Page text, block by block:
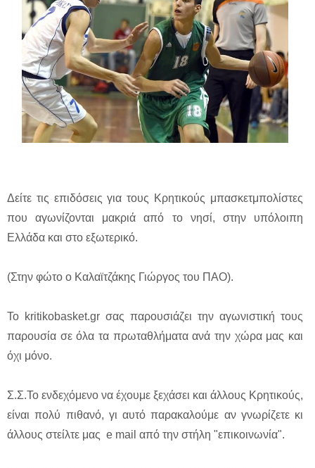
Δείτε τις επιδόσεις για τους Κρητικούς μπασκετμπολίστες
που αγωνίζονται μακριά από το νησί, στην υπόλοιπη
Ελλάδα και στο εξωτερικό.
(Στην φώτο ο Καλαϊτζάκης Γιώργος του ΠΑΟ).
Το kritikobasket.gr σας παρουσιάζει την αγωνιστική τους
παρουσία σε όλα τα πρωταθλήματα ανά την χώρα μας και
όχι μόνο.
Σ.Σ.Το ενδεχόμενο να έχουμε ξεχάσει και άλλους Κρητικούς,
είναι πολύ πιθανό, γι αυτό παρακαλούμε αν γνωρίζετε κι
άλλους στείλτε μας e mail από την στήλη "επικοινωνία".